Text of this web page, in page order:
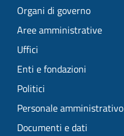
Organi di governo
Aree amministrative
Uffici
Enti e fondazioni
Politici
Personale amministrativo
Documenti e dati